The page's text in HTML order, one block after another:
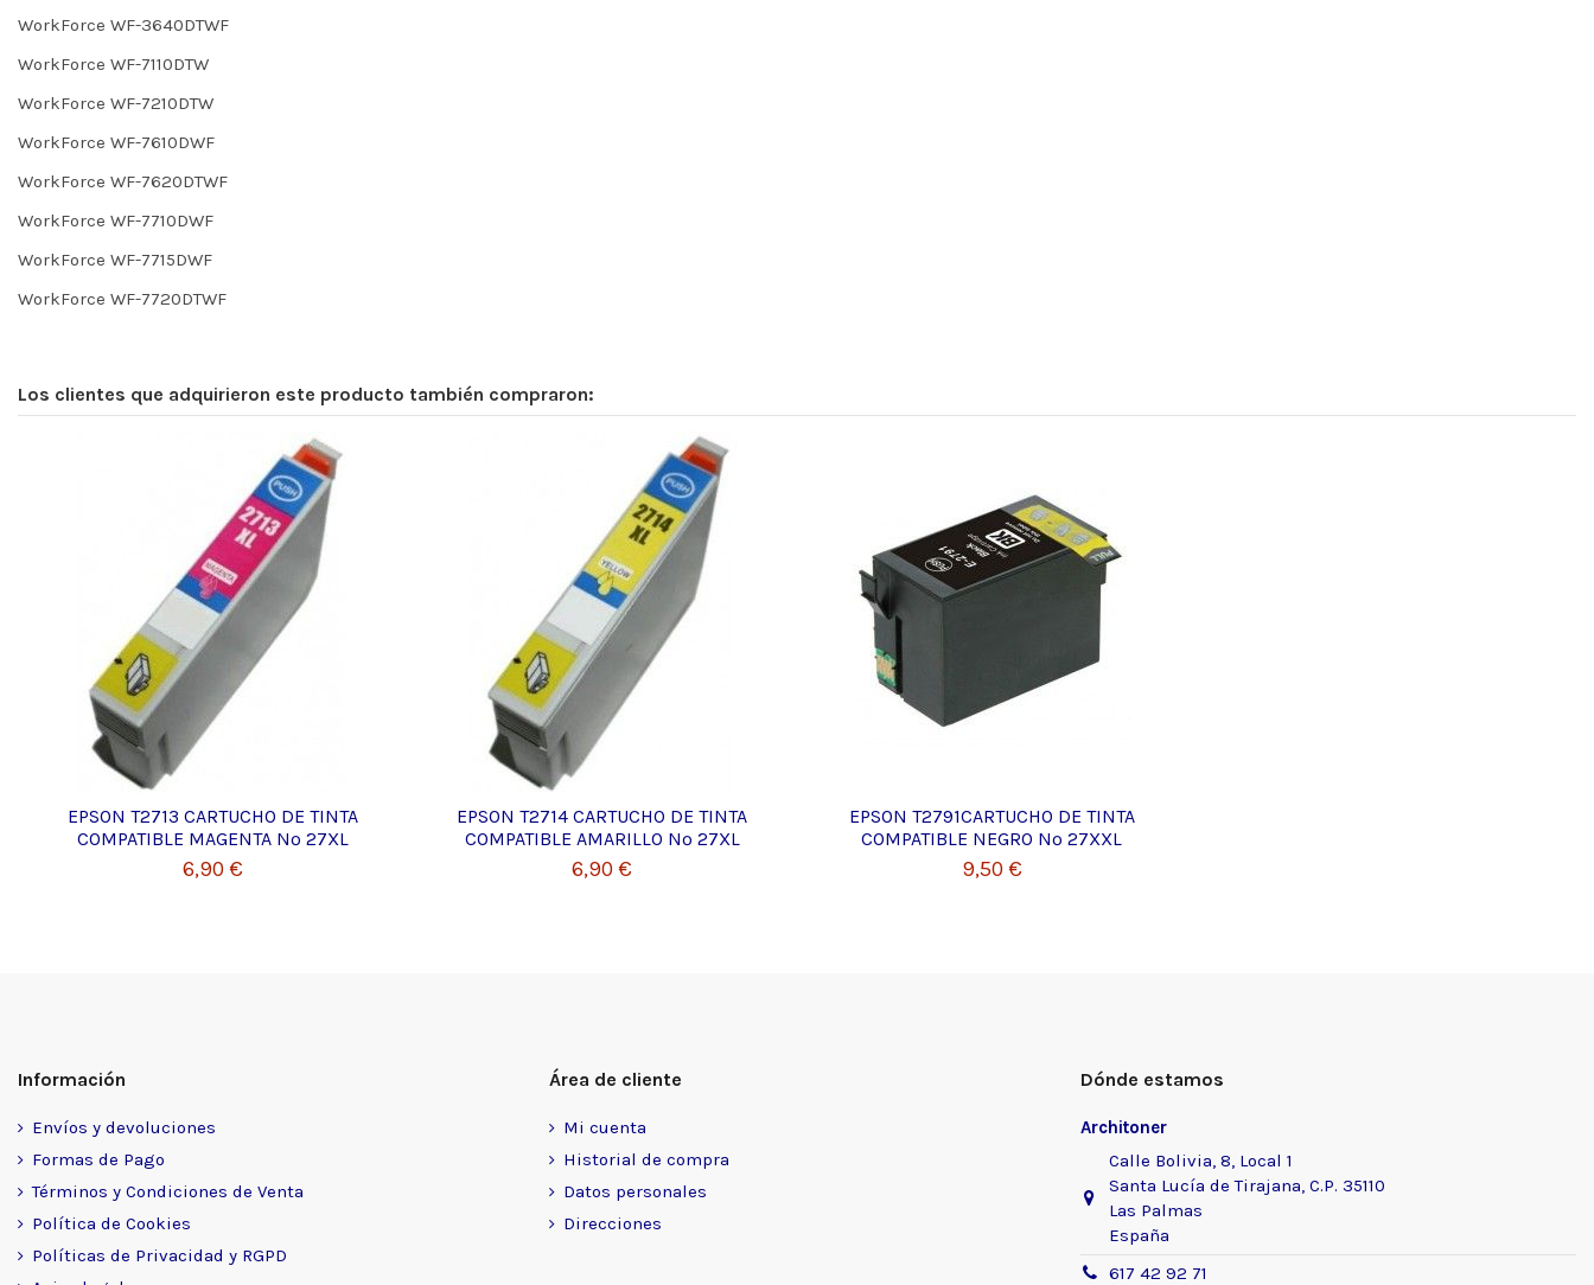
WorkForce WF-3640DTWF
WorkForce WF-7110DTW
WorkForce WF-7210DTW
WorkForce WF-7610DWF
WorkForce WF-7620DTWF
WorkForce WF-7710DWF
WorkForce WF-7715DWF
WorkForce WF-7720DTWF
Los clientes que adquirieron este producto también compraron:
EPSON T2713 CARTUCHO DE TINTA
COMPATIBLE MAGENTA Nº 27XL
6,90 €
EPSON T2714 CARTUCHO DE TINTA
COMPATIBLE AMARILLO Nº 27XL
6,90 €
EPSON T2791CARTUCHO DE TINTA
COMPATIBLE NEGRO Nº 27XXL
9,50 €
Información
Envíos y devoluciones
Formas de Pago
Términos y Condiciones de Venta
Política de Cookies
Políticas de Privacidad y RGPD
Área de cliente
Mi cuenta
Historial de compra
Datos personales
Direcciones
Dónde estamos
Architoner
Calle Bolivia, 8, Local 1
Santa Lucía de Tirajana, C.P. 35110
Las Palmas
España
617 42 92 71